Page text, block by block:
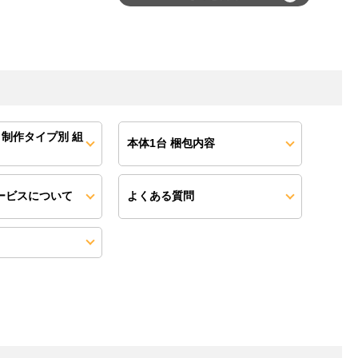
作タイプ別 組
本体1台 梱包内容
ビスについて よくある質問